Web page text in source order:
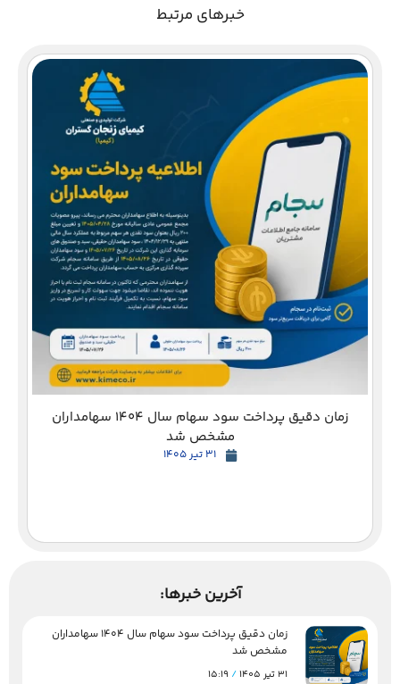
خبرهای مرتبط
زمان دقیق پرداخت سود سهام سال 1404 سهامداران
مشخص شد
31 تیر 1405
آخرین خبرها:
زمان دقیق پرداخت سود سهام سال 1404 سهامداران
مشخص شد
31 تیر 1405